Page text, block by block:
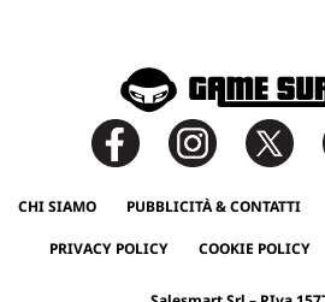
CHI SIAMO PUBBLICITÀ & CONTATTI
PRIVACY POLICY COOKIE POLICY